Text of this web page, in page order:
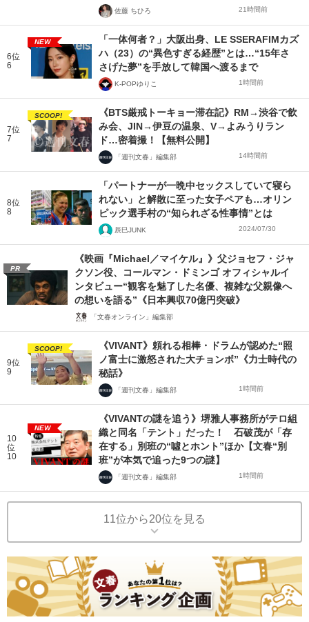
佐藤 ちひろ 21時間前
6位
6
NEW
「一体何者？」大阪出身、LE SSERAFIMカズ
ハ（23）の“異色すぎる経歴”とは…“15年さ
さげた夢”を手放して韓国へ渡るまで
K-POPゆりこ 1時間前
7位
7
SCOOP!
《BTS厳戒トーキョー滞在記》RM→渋谷で飲
み会、JIN→伊豆の温泉、V→よみうりラン
ド…密着撮！【無料公開】
「週刊文春」編集部 14時間前
8位
8
「パートナーが一晩中セックスしていて寝ら
れない」と解散に至った女子ペアも…オリン
ピック選手村の“知られざる性事情”とは
辰巳JUNK 2024/07/30
PR
《映画『Michael／マイケル』》父ジョセフ・ジャ
クソン役、コールマン・ドミンゴ オフィシャルイ
ンタビュー“観客を魅了した名優、複雑な父親像へ
の想いを語る”《日本興収70億円突破》
「文春オンライン」編集部
9位
9
SCOOP!
《VIVANT》頼れる相棒・ドラムが認めた“照
ノ富士に激怒された大チョンボ”《力士時代の
秘話》
「週刊文春」編集部 1時間前
10
位
10
NEW
《VIVANTの謎を追う》堺雅人事務所がテロ組
織と同名「テント」だった！ 石破茂が「存
在する」別班の“噓とホント”ほか【文春“別
班”が本気で追った9つの謎】
「週刊文春」編集部 1時間前
11位から20位を見る